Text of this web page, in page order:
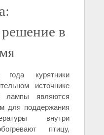
в
курятники
источнике
лампы являются
для поддержания
внутри
птицу,